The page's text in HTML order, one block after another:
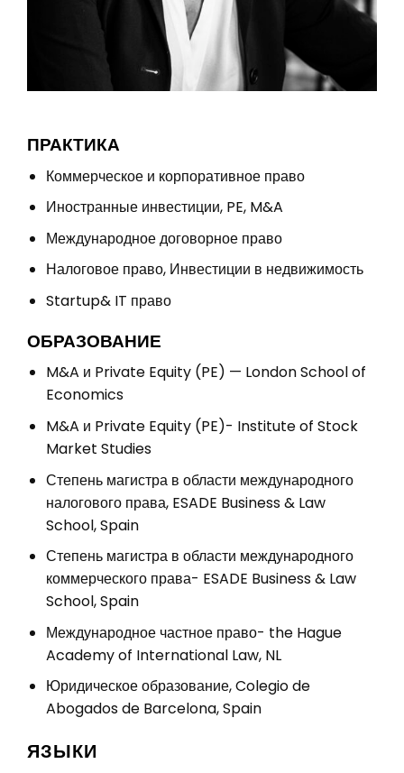
ПРАКТИКА
Коммерческое и корпоративное право
Иностранные инвестиции, PE, M&A
Международное договорное право
Налоговое право, Инвестиции в недвижимость
Startup& IT право
ОБРАЗОВАНИЕ
M&A и Private Equity (PE) — London School of
Economics
M&A и Private Equity (PE)- Institute of Stock
Market Studies
Степень магистра в области международного
налогового права, ESADE Business & Law
School, Spain
Степень магистра в области международного
коммерческого права- ESADE Business & Law
School, Spain
Международное частное право- the Hague
Academy of International Law, NL
Юридическое образование, Colegio de
Abogados de Barcelona, Spain
ЯЗЫКИ